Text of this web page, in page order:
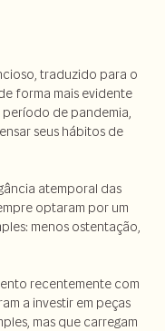
traduzido para o
forma mais evidente
período de pandemia,
seus hábitos de
atemporal das
optaram por um
menos ostentação,
recentemente com
a investir em peças
mas que carregam